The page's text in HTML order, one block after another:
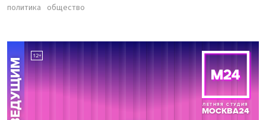
политика общество